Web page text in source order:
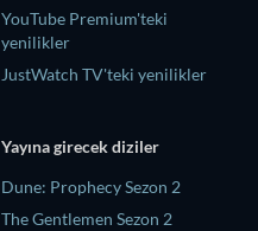
YouTube Premium'teki
yenilikler
JustWatch TV'teki yenilikler
Yayına girecek diziler
Dune: Prophecy Sezon 2
The Gentlemen Sezon 2